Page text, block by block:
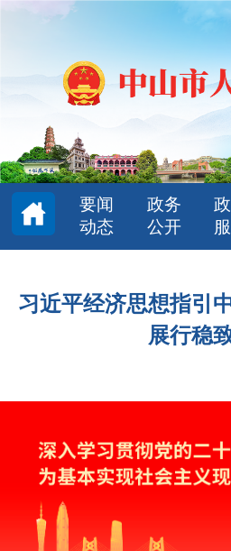
要闻
动态
政务
公开
习近平经济思想指引
展行稳